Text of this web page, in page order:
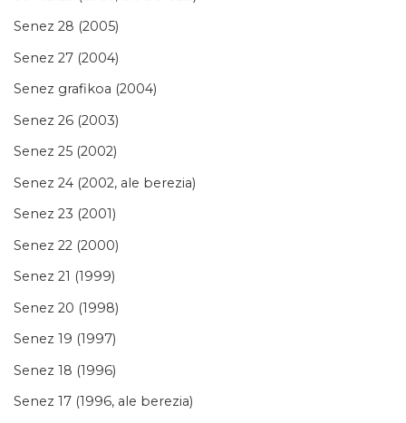
Senez 28 (2005)
Senez 27 (2004)
Senez grafikoa (2004)
Senez 26 (2003)
Senez 25 (2002)
Senez 24 (2002, ale berezia)
Senez 23 (2001)
Senez 22 (2000)
Senez 21 (1999)
Senez 20 (1998)
Senez 19 (1997)
Senez 18 (1996)
Senez 17 (1996, ale berezia)